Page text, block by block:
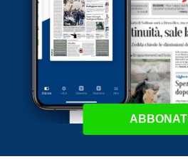
ABBONATI